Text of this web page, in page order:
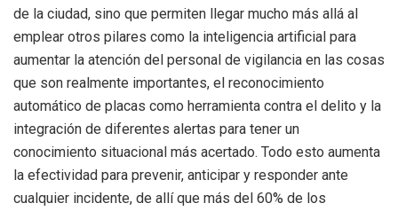
de la ciudad, sino que permiten llegar mucho más allá al
emplear otros pilares como la inteligencia artificial para
aumentar la atención del personal de vigilancia en las cosas
que son realmente importantes, el reconocimiento
automático de placas como herramienta contra el delito y la
integración de diferentes alertas para tener un
conocimiento situacional más acertado. Todo esto aumenta
la efectividad para prevenir, anticipar y responder ante
cualquier incidente, de allí que más del 60% de los